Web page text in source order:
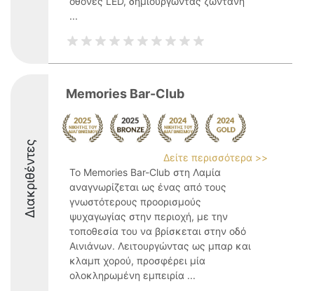
...
Διακριθέντες
Memories Bar-Club
Δείτε περισσότερα >>
Το Memories Bar-Club στη Λαμία
αναγνωρίζεται ως ένας από τους
γνωστότερους προορισμούς
ψυχαγωγίας στην περιοχή, με την
τοποθεσία του να βρίσκεται στην οδό
Αινιάνων. Λειτουργώντας ως μπαρ και
κλαμπ χορού, προσφέρει μία
ολοκληρωμένη εμπειρία ...